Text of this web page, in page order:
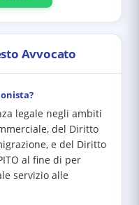
Avvocato
legale negli ambiti
del Diritto
e del Diritto
al fine di per
servizio alle